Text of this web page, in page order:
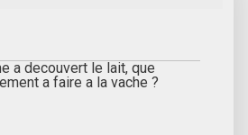
a decouvert le lait, que
a faire a la vache ?